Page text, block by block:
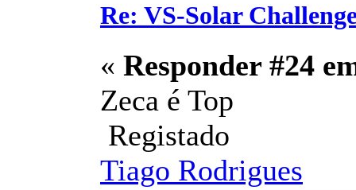
Re: VS-Solar
« Responder #24
Zeca é Top
Registado
Tiago Rodrigues